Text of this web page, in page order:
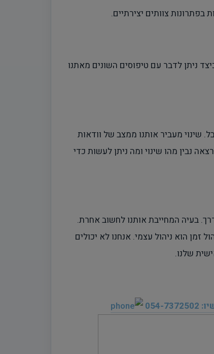
צוותים יצירתיים.
של האחר וכיצד ניתן לדבר עם טיפוסים השונים מאתנו
שינוי מעביר אותנו ממצב של וודאות
נבין מהו שינוי ומה ניתן לעשות כדי
בעיה המחייבת אותנו לחשוב אחרת.
זמן הוא ניהול עצמי. אנחנו לא יכולים
שלנו.